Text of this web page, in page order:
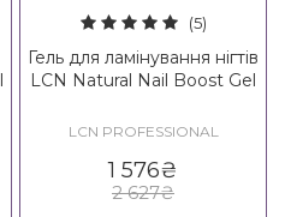
(5)
Гель для ламінування нігтів
LCN Natural Nail Boost Gel
LCN PROFESSIONAL
1 576₴
2 627₴